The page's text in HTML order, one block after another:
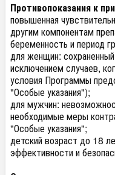
Противопоказания к
повышенная
другим компонентам
беременность и период
для женщин:
исключением случаев,
условия Программы
"Особые указания");
для мужчин:
необходимые меры
"Особые указания";
детский возраст до 18
эффективности и